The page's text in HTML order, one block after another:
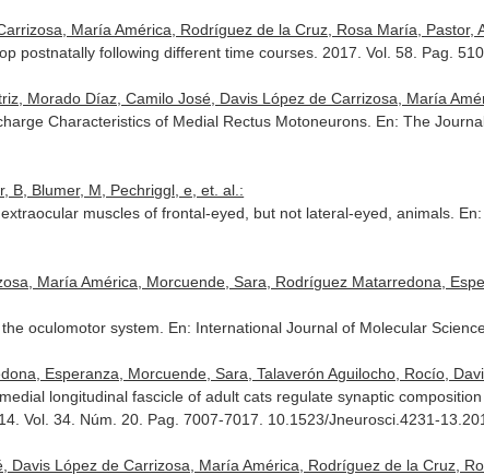
María América, Rodríguez de la Cruz, Rosa María, Pastor,
postnatally following different time courses. 2017. Vol. 58. Pag.
Morado Díaz, Camilo José, Davis López de Carrizosa, María
Characteristics of Medial Rectus Motoneurons. En: The
B, Blumer, M, Pechriggl, e, et. al.:
muscles of frontal-eyed, but not lateral-eyed, animals.
María América, Morcuende, Sara, Rodríguez Matarredona,
oculomotor system. En: International Journal of Molecular
Esperanza, Morcuende, Sara, Talaverón Aguilocho, Rocío,
longitudinal fascicle of adult cats regulate synaptic
Vol. 34. Núm. 20. Pag. 7007-7017. 10.1523/Jneurosci.4231-
López de Carrizosa, María América, Rodríguez de la Cruz,